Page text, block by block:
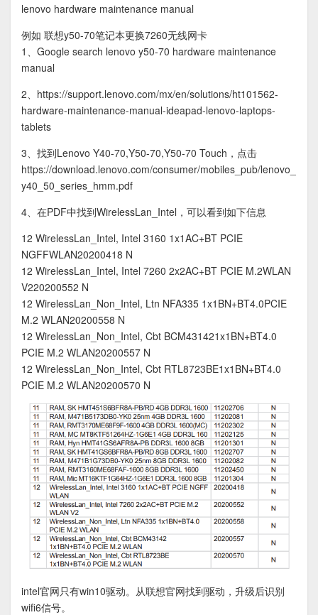
lenovo hardware maintenance manual
例如 联想y50-70笔记本更换7260无线网卡
1、Google search lenovo y50-70 hardware maintenance
manual
2、https://support.lenovo.com/mx/en/solutions/ht101562-
hardware-maintenance-manual-ideapad-lenovo-laptops-
tablets
3、找到Lenovo Y40-70,Y50-70,Y50-70 Touch，点击
https://download.lenovo.com/consumer/mobiles_pub/lenovo_
y40_50_series_hmm.pdf
4、在PDF中找到WirelessLan_Intel，可以看到如下信息
12 WirelessLan_Intel, Intel 3160 1x1AC+BT PCIE
NGFFWLAN20200418 N
12 WirelessLan_Intel, Intel 7260 2x2AC+BT PCIE M.2WLAN
V220200552 N
12 WirelessLan_Non_Intel, Ltn NFA335 1x1BN+BT4.0PCIE
M.2 WLAN20200558 N
12 WirelessLan_Non_Intel, Cbt BCM431421x1BN+BT4.0
PCIE M.2 WLAN20200557 N
12 WirelessLan_Non_Intel, Cbt RTL8723BE1x1BN+BT4.0
PCIE M.2 WLAN20200570 N
intel官网只有win10驱动。从联想官网找到驱动，升级后识别
wifi6信号。